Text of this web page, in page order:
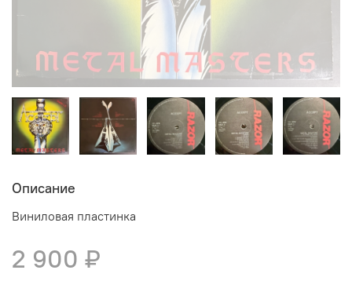
Описание
Виниловая пластинка
2 900 ₽